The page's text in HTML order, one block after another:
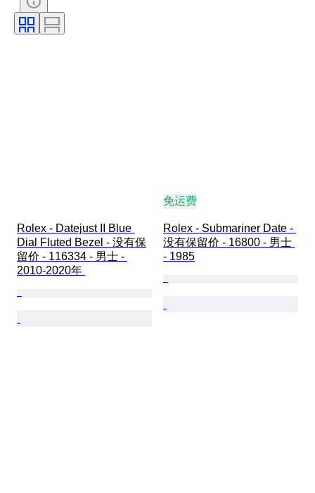
时代
原创作品／复制品
Rolex - Datejust II Blue
Dial Fluted Bezel - 没有保
留价 - 116334 - 男士 -
2010-2020年
免运费
Rolex - Submariner Date -
没有保留价 - 16800 - 男士
- 1985